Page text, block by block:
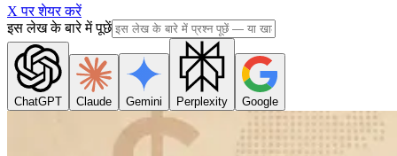
X पर शेयर करें
इस लेख के बारे में पूछें
ChatGPT Claude Gemini Perplexity Google